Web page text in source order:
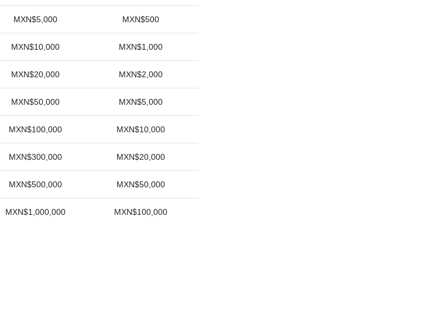
MXN$5,000 MXN$500
MXN$10,000 MXN$1,000
MXN$20,000 MXN$2,000
MXN$50,000 MXN$5,000
MXN$100,000 MXN$10,000
MXN$300,000 MXN$20,000
MXN$500,000 MXN$50,000
MXN$1,000,000 MXN$100,000